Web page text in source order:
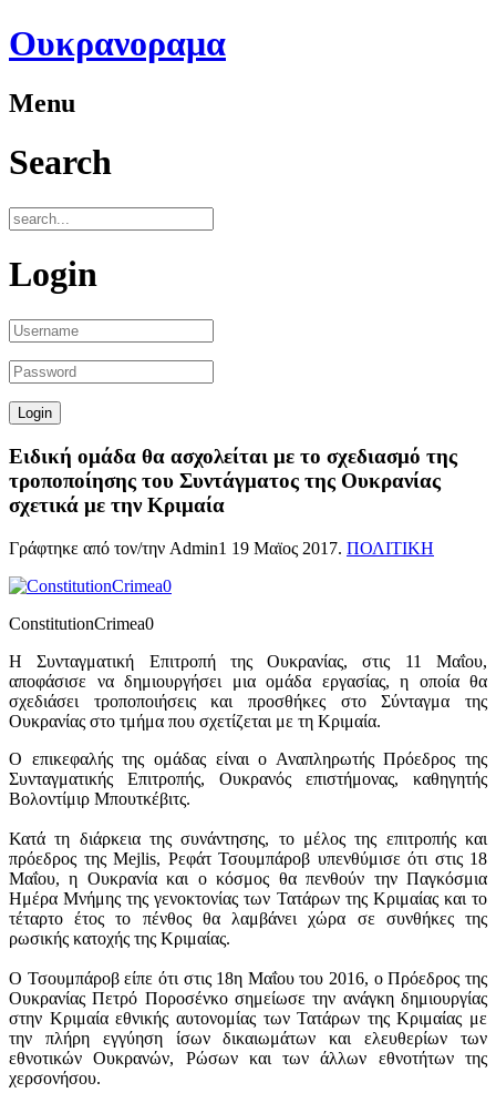
Ουκρανοραμα
Menu
Search
Login
Ειδική ομάδα θα ασχολείται με το σχεδιασμό της
τροποποίησης του Συντάγματος της Ουκρανίας
σχετικά με την Κριμαία
Γράφτηκε από τον/την Admin1 19 Μαϊος 2017. ΠΟΛΙΤΙΚΗ
ConstitutionCrimea0
Η Συνταγματική Επιτροπή της Ουκρανίας, στις 11 Μαΐου,
αποφάσισε να δημιουργήσει μια ομάδα εργασίας, η οποία θα
σχεδιάσει τροποποιήσεις και προσθήκες στο Σύνταγμα της
Ουκρανίας στο τμήμα που σχετίζεται με τη Κριμαία.
Ο επικεφαλής της ομάδας είναι ο Αναπληρωτής Πρόεδρος της
Συνταγματικής Επιτροπής, Ουκρανός επιστήμονας, καθηγητής
Βολοντίμιρ Μπουτκέβιτς.
Κατά τη διάρκεια της συνάντησης, το μέλος της επιτροπής και
πρόεδρος της Mejlis, Ρεφάτ Τσουμπάροβ υπενθύμισε ότι στις 18
Μαΐου, η Ουκρανία και ο κόσμος θα πενθούν την Παγκόσμια
Ημέρα Μνήμης της γενοκτονίας των Τατάρων της Κριμαίας και το
τέταρτο έτος το πένθος θα λαμβάνει χώρα σε συνθήκες της
ρωσικής κατοχής της Κριμαίας.
Ο Τσουμπάροβ είπε ότι στις 18η Μαΐου του 2016, ο Πρόεδρος της
Ουκρανίας Πετρό Ποροσένκο σημείωσε την ανάγκη δημιουργίας
στην Κριμαία εθνικής αυτονομίας των Τατάρων της Κριμαίας με
την πλήρη εγγύηση ίσων δικαιωμάτων και ελευθερίων των
εθνοτικών Ουκρανών, Ρώσων και των άλλων εθνοτήτων της
χερσονήσου.